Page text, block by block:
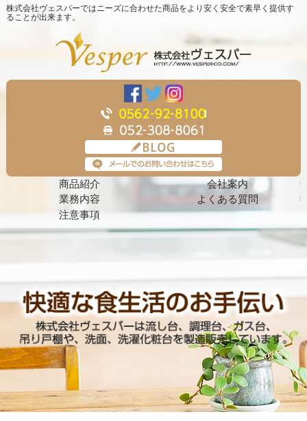
株式会社ヴェスパーではニーズに合わせた商品をより安く安全で素早く提供す
ることが出来ます。
商品紹介
会社案内
業務内容
よくある質問
注意事項